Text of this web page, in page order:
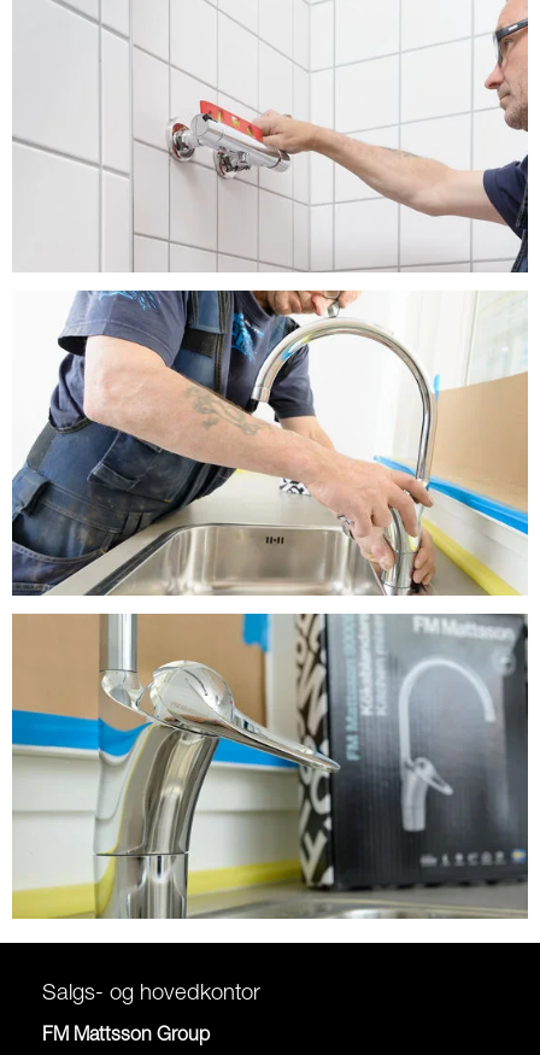
Salgs- og hovedkontor
FM Mattsson Group